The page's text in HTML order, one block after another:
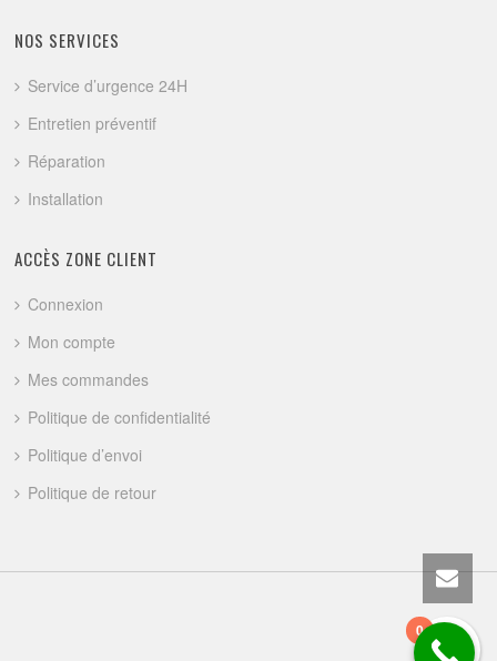
NOS SERVICES
Service d’urgence 24H
Entretien préventif
Réparation
Installation
ACCÈS ZONE CLIENT
Connexion
Mon compte
Mes commandes
Politique de confidentialité
Politique d’envoi
Politique de retour
0